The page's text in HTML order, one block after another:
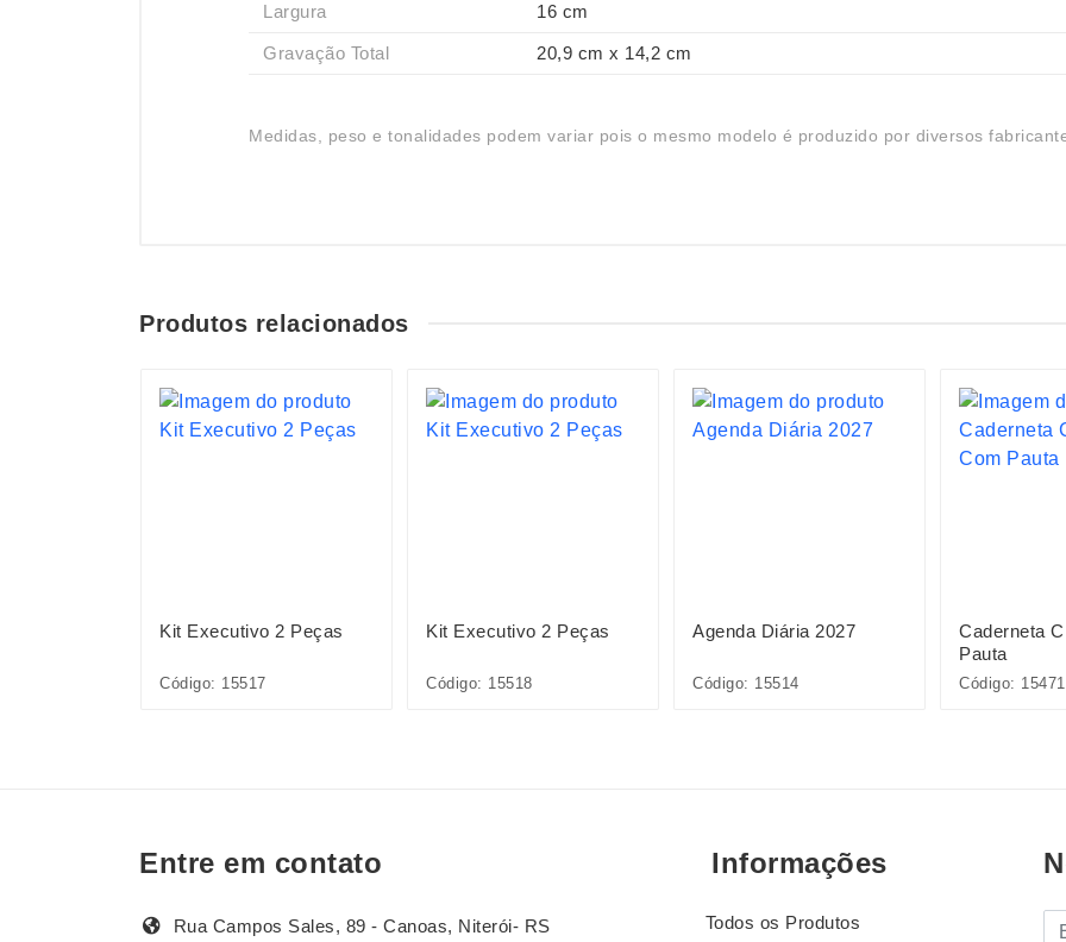
Largura 16 cm
Gravação Total 20,9 cm x 14,2 cm
Medidas, peso e tonalidades podem variar pois o mesmo modelo é produzido por diversos
Produtos relacionados
Kit Executivo 2 Peças
Código: 15517
Kit Executivo 2 Peças
Código: 15518
Agenda Diária 2027
Código: 15514
Caderneta
Pauta
Código: 15471
Entre em contato
Rua Campos Sales, 89 - Canoas, Niterói- RS
Informações
Todos os Produtos